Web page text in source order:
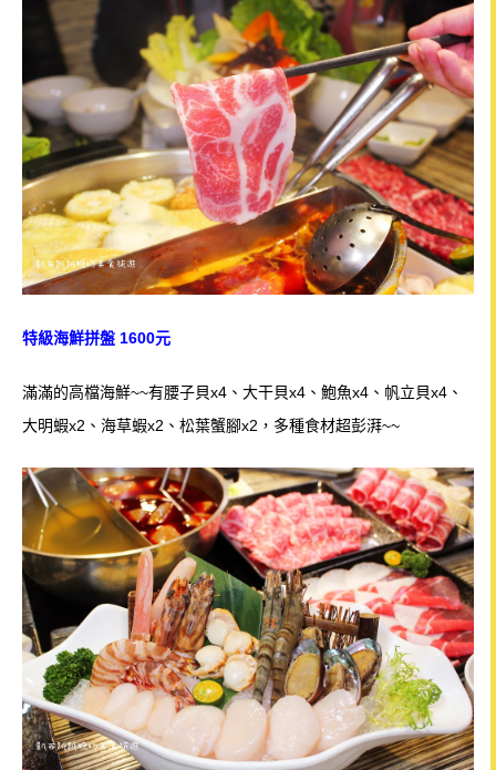
特級海鮮拼盤 1600元
滿滿的高檔海鮮~~有腰子貝x4 、大干貝x4、鮑魚x4、帆立貝x4、
大明蝦x2、海草蝦x2、松葉蟹腳x2，多種食材超彭湃~~